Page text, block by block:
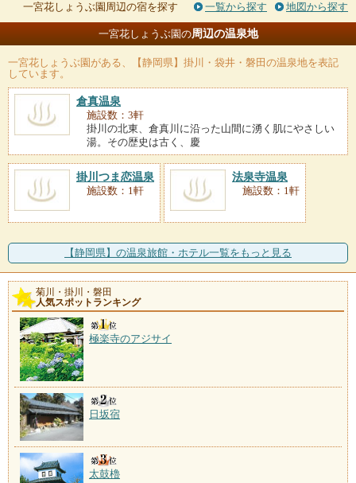
一宮花しょうぶ園周辺の宿を探す 一覧から探す 地図から探す
一宮花しょうぶ園の周辺の温泉地
一宮花しょうぶ園 がある、【静岡県】掛川・袋井・磐田の温泉地を表記
しています。
倉真温泉
施設数：3軒
掛川の北東、倉真川に沿った山間に湧く肌にやさしい
湯。その歴史は古く、慶
掛川つま恋温泉
施設数：1軒
法泉寺温泉
施設数：1軒
【静岡県】の温泉旅館・ホテル一覧をもっと見る
菊川・掛川・磐田
人気スポットランキング
極楽寺のアジサイ
日坂宿
太鼓櫓